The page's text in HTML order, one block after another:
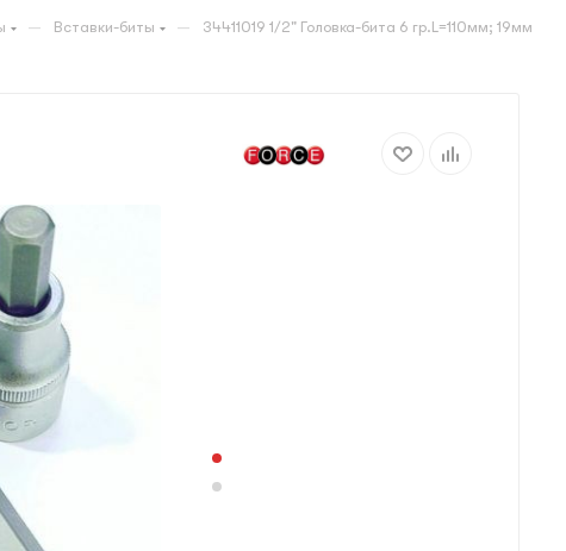
— Вставки-биты — 34411019 1/2" Головка-бита 6 гр.L=110мм; 19мм